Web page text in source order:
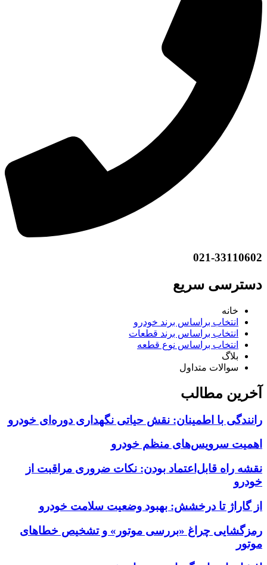
021-33110602
دسترسی سریع
خانه
انتخاب براساس برند خودرو
انتخاب براساس برند قطعات
انتخاب براساس نوع قطعه
بلاگ
سوالات متداول
آخرین مطالب
رانندگی با اطمینان: نقش حیاتی نگهداری دوره‌ای خودرو
اهمیت سرویس‌های منظم خودرو
نقشه راه قابل‌اعتماد بودن: نکات ضروری مراقبت از
خودرو
از گاراژ تا درخشش: بهبود وضعیت سلامت خودرو
رمزگشایی چراغ «بررسی موتور» و تشخیص خطاهای
موتور